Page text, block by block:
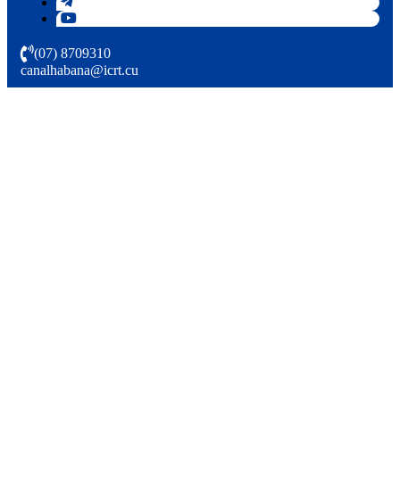
(07) 8709310
canalhabana@icrt.cu